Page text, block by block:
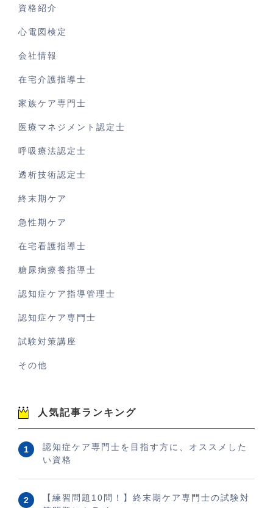
資格紹介
心電図検定
会社情報
在宅介護指導士
家族ケア専門士
医療マネジメント認定士
呼吸療法認定士
透析技術認定士
終末期ケア
急性期ケア
在宅看護指導士
糖尿病療養指導士
認知症ケア指導管理士
認知症ケア専門士
試験対策講座
その他
人気記事ランキング
認知症ケア専門士を目指す方に、オススメした
い資格
【練習問題10問！】終末期ケア専門士の試験対